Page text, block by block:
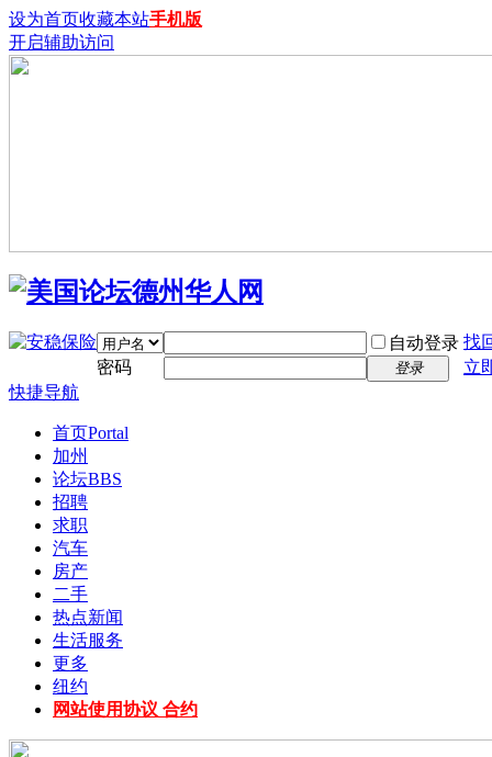
设为首页收藏本站手机版
开启辅助访问
自动登录 找
密码
登录
立
快捷导航
首页Portal
加州
论坛BBS
招聘
求职
汽车
房产
二手
热点新闻
生活服务
更多
纽约
网站使用协议 合约